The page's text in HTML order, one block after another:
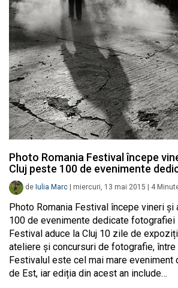
Photo Romania Festival începe
Cluj peste 100 de evenimente
de Iulia Marc miercuri, 13 mai 2015 4
Photo Romania Festival începe vineri și
100 de evenimente dedicate
Festival aduce la Cluj 10 zile de
ateliere și concursuri de fotografie, între
Festivalul este cel mai mare eveniment
de Est, iar ediția din acest an include…